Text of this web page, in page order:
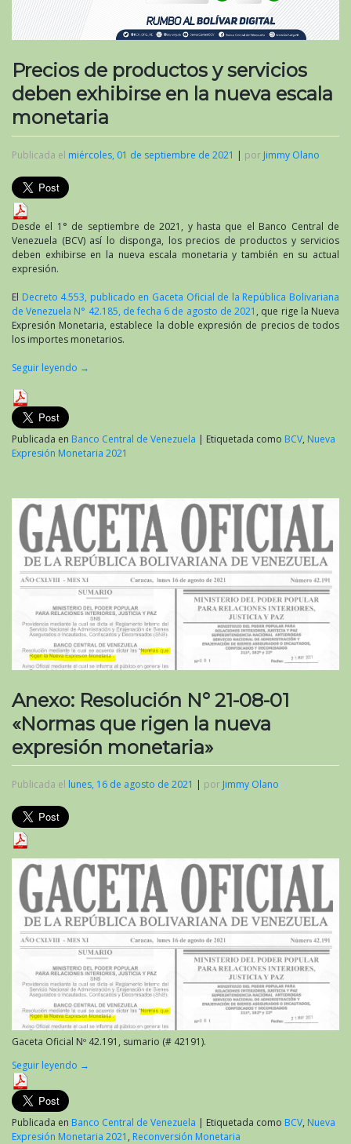
Precios de productos y servicios
deben exhibirse en la nueva escala
monetaria
Publicada el miércoles, 01 de septiembre de 2021 | por Jimmy Olano
Desde el 1° de septiembre de 2021, y hasta que el Banco Central de
Venezuela (BCV) así lo disponga, los precios de productos y servicios
deben exhibirse en la nueva escala monetaria y también en su actual
expresión.
El Decreto 4.553, publicado en Gaceta Oficial de la República Bolivariana
de Venezuela N° 42.185, de fecha 6 de agosto de 2021 , que rige la Nueva
Expresión Monetaria, establece la doble expresión de precios de todos
los importes monetarios.
Seguir leyendo →
Publicada en Banco Central de Venezuela | Etiquetada como BCV, Nueva
Expresión Monetaria 2021
Anexo: Resolución N° 21-08-01
«Normas que rigen la nueva
expresión monetaria»
Publicada el lunes, 16 de agosto de 2021 | por Jimmy Olano
Gaceta Oficial Nº 42.191, sumario (# 42191).
Seguir leyendo →
Publicada en Banco Central de Venezuela | Etiquetada como BCV, Nueva
Expresión Monetaria 2021 , Reconversión Monetaria